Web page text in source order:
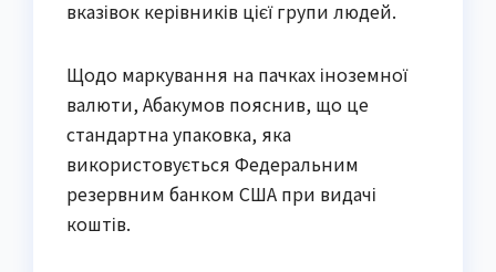
вказівок керівників цієї групи людей.
Щодо маркування на пачках іноземної
валюти, Абакумов пояснив, що це
стандартна упаковка, яка
використовується Федеральним
резервним банком США при видачі
коштів.